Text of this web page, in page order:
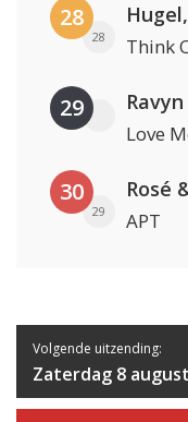
28
28 Think
29
Love
30
29
Rosé
APT
Volgende uitzending:
Zaterdag 8